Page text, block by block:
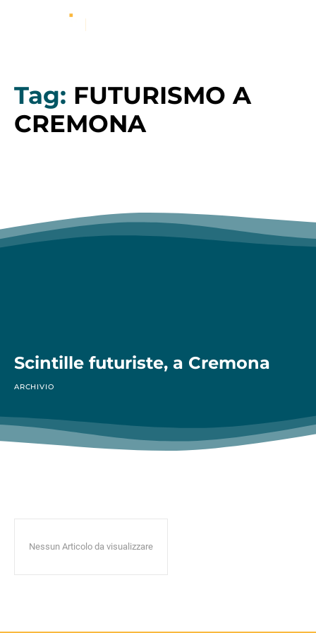
Tag: FUTURISMO A
CREMONA
Scintille futuriste, a Cremona
ARCHIVIO
Nessun Articolo da visualizzare